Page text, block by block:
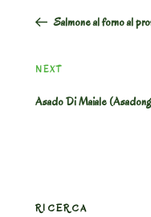
Salmone al forno al
Next
NEXT
Asado Di Maiale
RICERCA